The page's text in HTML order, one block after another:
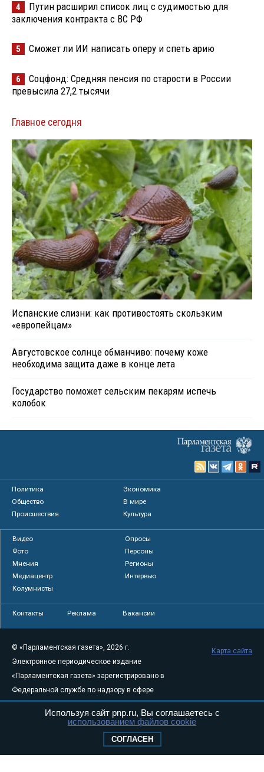
4
Путин расширил список лиц с судимостью для
заключения контракта с ВС РФ
5 Сможет ли ИИ написать оперу и спеть арию
6
Соцфонд: Средняя пенсия по старости в России
превысила 27,2 тысячи
Главное сегодня
Испанские слизни: как противостоять скользким
«европейцам»
Августовское солнце обманчиво: почему коже
необходима защита даже в конце лета
Государство поможет сельским пекарям испечь
колобок
Политика
Экономика
Общество
В мире
Происшествия
Культура
Видео
Опросы
Фото
Персоны
Мнения
Регионы
Медиацентр
Интервью
Колумнисты
Контакты Реклама Вакансии
© «Парламентская газета», 2026 г.
Электронное периодическое издание
«Парламентская газета» зарегистрировано в
Федеральной службе по надзору в сфере
связи, информационных технологий и
массовых коммуникаций (Роскомнадзор) 05
Свидетельство о регистрации Эл № ФС77-
Карта сайта
Используя сайт pnp.ru, Вы соглашаетесь с
использованием файлов cookie
СОГЛАСЕН